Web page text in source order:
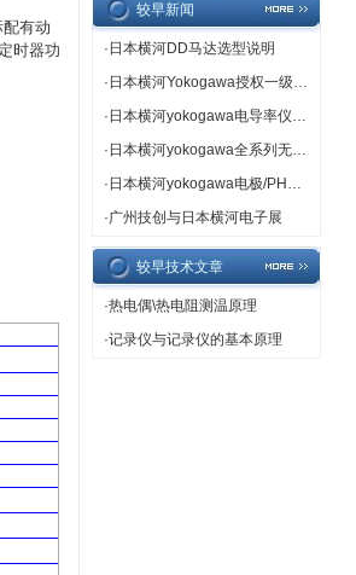
配有动
时器功
较早新闻
· 日本横河DD马达选型说明
· 日本横河Yokogawa授权一级代理
· 日本横河yokogawa电导率仪专卖
· 日本横河yokogawa全系列无纸记录仪
· 日本横河yokogawa电极/PH计/ORP计热卖
·广州技创与日本横河电子展
较早技术文章
·热电偶\热电阻测温原理
·记录仪与记录仪的基本原理